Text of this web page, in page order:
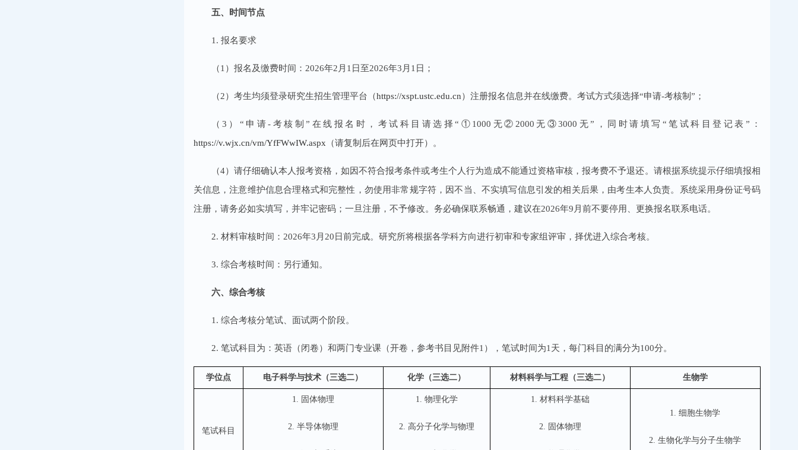
五、时间节点
1. 报名要求
（1）报名及缴费时间：2026年2月1日至2026年3月1日；
（2）考生均须登录研究生招生管理平台（https://xspt.ustc.edu.cn）注册报名信息并在线缴费。考试方式须选择“申请-考核制”；
（3）“申请-考核制”在线报名时，考试科目请选择“①1000无②2000无③3000无”，同时请填写“笔试科目登记表”：
https://v.wjx.cn/vm/YfFWwIW.aspx （请复制后在网页中打开）。
（4）请仔细确认本人报考资格，如因不符合报考条件或考生个人行为造成不能通过资格审核，报考费不予退还。请根据系统提示仔细填报相
关信息，注意维护信息合理格式和完整性，勿使用非常规字符，因不当、不实填写信息引发的相关后果，由考生本人负责。系统采用身份证号码
注册，请务必如实填写，并牢记密码；一旦注册，不予修改。务必确保联系畅通，建议在2026年9月前不要停用、更换报名联系电话。
2. 材料审核时间：2026年3月20日前完成。研究所将根据各学科方向进行初审和专家组评审，择优进入综合考核。
3. 综合考核时间：另行通知。
六、综合考核
1. 综合考核分笔试、面试两个阶段。
2. 笔试科目为：英语（闭卷）和两门专业课（开卷，参考书目见附件1），笔试时间为1天，每门科目的满分为100分。
学位点 电子科学与技术（三选二） 化学（三选二） 材料科学与工程（三选二） 生物学
笔试科目
1. 固体物理
2. 半导体物理
1. 物理化学
2. 高分子化学与物理
1. 材料科学基础
2. 固体物理
1. 细胞生物学
2. 生物化学与分子生物学